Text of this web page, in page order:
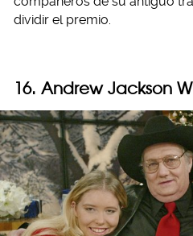
dividir el premio.
16. Andrew Jackson